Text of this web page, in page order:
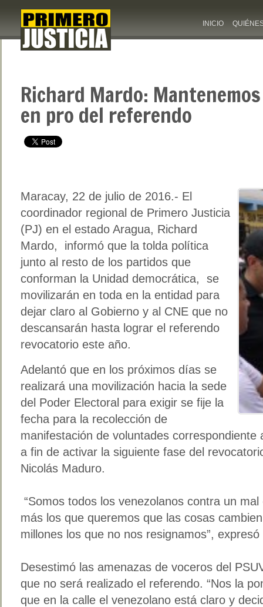
INICIO
Richard Mardo:
en pro del referendo
Maracay, 22 de julio de 2016.- El
coordinador regional de Primero Justicia
(PJ) en el estado Aragua, Richard
Mardo, informó que la tolda política
junto al resto de los partidos que
conforman la Unidad democrática, se
movilizarán en toda en la entidad para
dejar claro al Gobierno y al CNE que no
descansarán hasta lograr el referendo
revocatorio este año.
Adelantó que en los próximos días se
realizará una movilización hacia la sede
del Poder Electoral para exigir se fije la
fecha para la recolección de
manifestación de voluntades
a fin de activar la siguiente fase del
Nicolás Maduro.
“Somos todos los venezolanos contra un
más los que queremos que las cosas
millones los que no nos resignamos”,
Desestimó las amenazas de voceros del
que no será realizado el referendo. “Nos la
que en la calle el venezolano está claro y